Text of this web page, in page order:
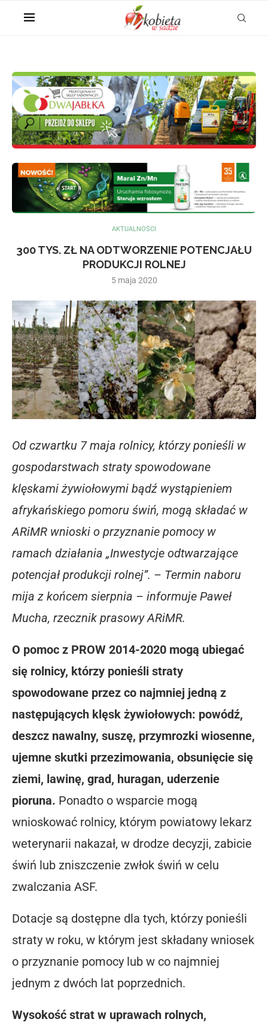
AKTUALNOŚCI
300 TYS. ZŁ NA ODTWORZENIE POTENCJAŁU
PRODUKCJI ROLNEJ
5 maja 2020
Od czwartku 7 maja rolnicy, którzy ponieśli w
gospodarstwach straty spowodowane
klęskami żywiołowymi bądź wystąpieniem
afrykańskiego pomoru świń, mogą składać w
ARiMR wnioski o przyznanie pomocy w
ramach działania „Inwestycje odtwarzające
potencjał produkcji rolnej”. – Termin naboru
mija z końcem sierpnia – informuje Paweł
Mucha, rzecznik prasowy ARiMR.
O pomoc z PROW 2014-2020 mogą ubiegać
się rolnicy, którzy ponieśli straty
spowodowane przez co najmniej jedną z
następujących klęsk żywiołowych: powódź,
deszcz nawalny, suszę, przymrozki wiosenne,
ujemne skutki przezimowania, obsunięcie się
ziemi, lawinę, grad, huragan, uderzenie
pioruna. Ponadto o wsparcie mogą
wnioskować rolnicy, którym powiatowy lekarz
weterynarii nakazał, w drodze decyzji, zabicie
świń lub zniszczenie zwłok świń w celu
zwalczania ASF.
Dotacje są dostępne dla tych, którzy ponieśli
straty w roku, w którym jest składany wniosek
o przyznanie pomocy lub w co najmniej
jednym z dwóch lat poprzednich.
Wysokość strat w uprawach rolnych,